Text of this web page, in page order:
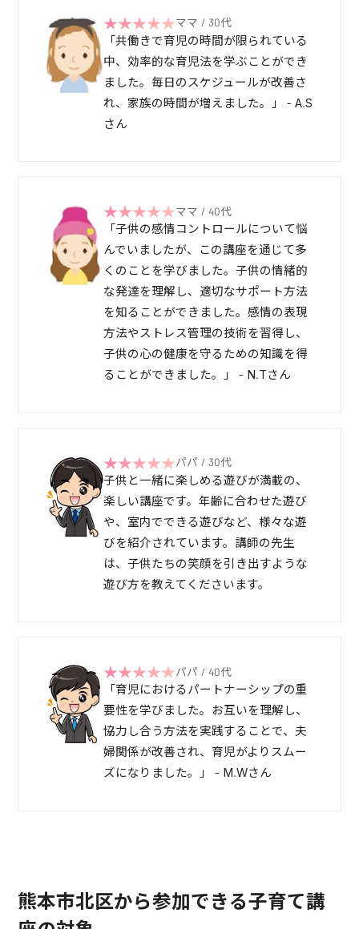
ママ / 30代
「共働きで育児の時間が限られている
中、効率的な育児法を学ぶことができ
ました。毎日のスケジュールが改善さ
れ、家族の時間が増えました。」 - A.S
さん
ママ / 40代
「子供の感情コントロールについて悩
んでいましたが、この講座を通じて多
くのことを学びました。子供の情緒的
な発達を理解し、適切なサポート方法
を知ることができました。感情の表現
方法やストレス管理の技術を習得し、
子供の心の健康を守るための知識を得
ることができました。」 - N.Tさん
パパ / 30代
子供と一緒に楽しめる遊びが満載の、
楽しい講座です。年齢に合わせた遊び
や、室内でできる遊びなど、様々な遊
びを紹介されています。講師の先生
は、子供たちの笑顔を引き出すような
遊び方を教えてくださいます。
パパ / 40代
「育児におけるパートナーシップの重
要性を学びました。お互いを理解し、
協力し合う方法を実践することで、夫
婦関係が改善され、育児がよりスムー
ズになりました。」 - M.Wさん
熊本市北区から参加できる子育て講